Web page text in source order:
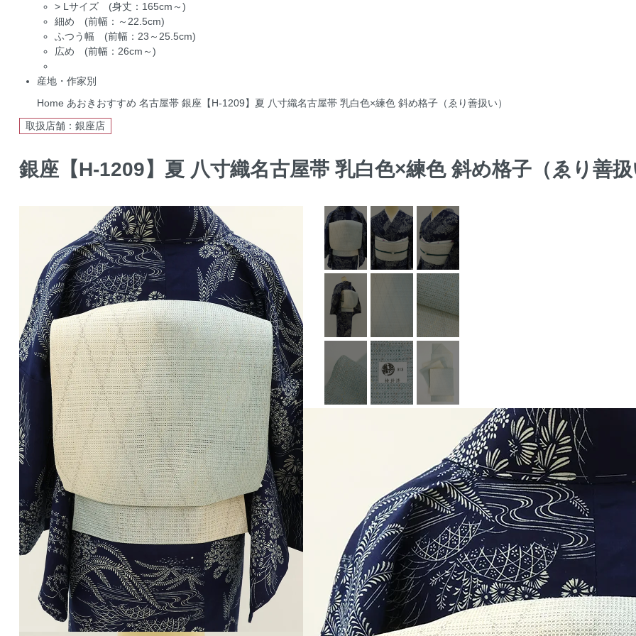
> Lサイズ (身丈：165cm～)
細め (前幅：～22.5cm)
ふつう幅 (前幅：23～25.5cm)
広め (前幅：26cm～)
産地・作家別
Home あおきおすすめ 名古屋帯 銀座【H-1209】夏 八寸織名古屋帯 乳白色×練色 斜め格子（ゑり善扱い）
取扱店舗：銀座店
銀座【H-1209】夏 八寸織名古屋帯 乳白色×練色 斜め格子（ゑり善